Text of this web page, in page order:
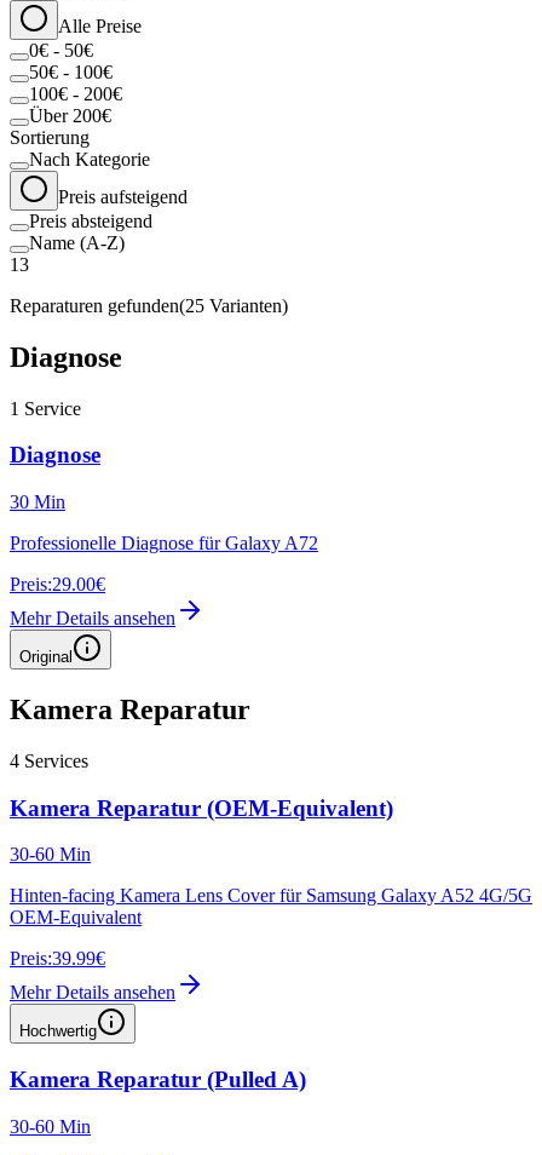
Alle Preise
0€ - 50€
50€ - 100€
100€ - 200€
Über 200€
Sortierung
Nach Kategorie
Preis aufsteigend
Preis absteigend
Name (A-Z)
13
Reparaturen gefunden(25 Varianten)
Diagnose
1 Service
Diagnose
30 Min
Professionelle Diagnose für Galaxy A72
Preis:29.00€
Mehr Details ansehen
Original
Kamera Reparatur
4 Services
Kamera Reparatur (OEM-Equivalent)
30-60 Min
Hinten-facing Kamera Lens Cover für Samsung Galaxy A52 4G/5G
OEM-Equivalent
Preis:39.99€
Mehr Details ansehen
Hochwertig
Kamera Reparatur (Pulled A)
30-60 Min